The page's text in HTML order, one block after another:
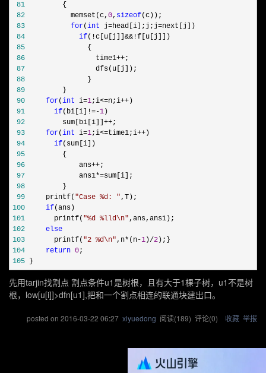
81
82
           memset(c,
0, sizeof
83
for(int j=head[i];j;j=
84
if(!c[u[j]]&&!
85
86
                 time1++
87
88
89
90
for(int i=1;i<=n;i++
91
if(bi[i]!=-1
92
         sum[bi[i]]++
93
for(int i=1;i<=time1;i++
94
if
95
96
             ans++
97
             ans1*=
98
99
     printf(
"Case %d: "
100
if
101
       printf(
"%d %lld\n"
102
else
103
       printf(
"2 %d\n",n*(n-1 )/2
104
return 0
105 }
先用tarjin找割点 割点条件u1是树根，且有大于1棵子树，u1不是树
根，low[u[i]]>dfn[u1],把和一个割点相连的联通块建出口。
posted on 2016-03-22 06:27 xiyuedong 阅读(189) 评论(0) 收藏 举报